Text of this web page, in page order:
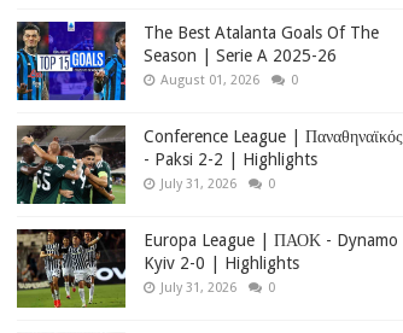
The Best Atalanta Goals Of The
Season | Serie A 2025-26
August 01, 2026 0
Conference League | Παναθηναϊκός
- Paksi 2-2 | Highlights
July 31, 2026 0
Europa League | ΠΑΟΚ - Dynamo
Kyiv 2-0 | Highlights
July 31, 2026 0